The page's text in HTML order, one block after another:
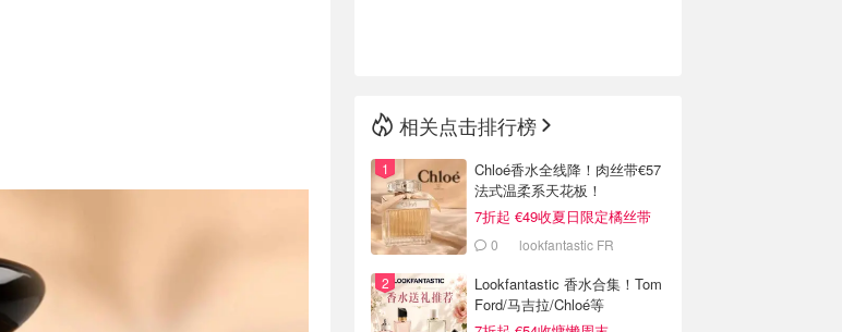
相关点击排行榜
Chloé香水全线降！肉丝带€57
法式温柔系天花板！
7折起 €49收夏日限定橘丝带
0 lookfantastic FR
Lookfantastic 香水合集！Tom
Ford/马吉拉/Chloé等